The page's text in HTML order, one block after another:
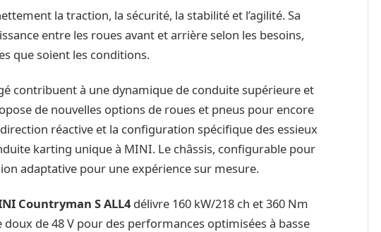
la traction, la sécurité, la stabilité et l’agilité. Sa
entre les roues avant et arrière selon les besoins,
que soient les conditions.
contribuent à une dynamique de conduite supérieure et
de nouvelles options de roues et pneus pour encore
réactive et la configuration spécifique des essieux
karting unique à MINI. Le châssis, configurable pour
adaptative pour une expérience sur mesure.
Countryman S ALL4délivre 160 kW/218 ch et 360 Nm
de 48 V pour des performances optimisées à basse